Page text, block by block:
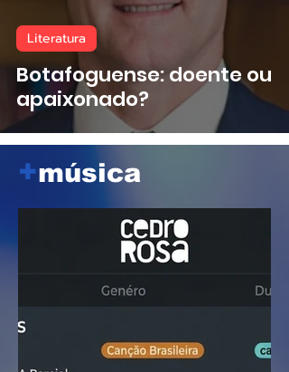
Botafoguense: doente ou
apaixonado?
Literatura
+música